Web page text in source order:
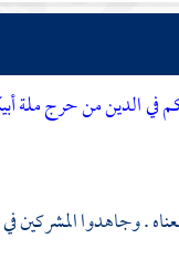
الدين من حرج ملة
. وجاهدوا المشركين